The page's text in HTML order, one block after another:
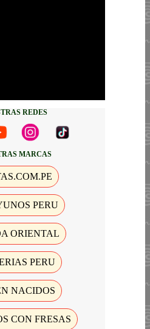
REDES
MARCAS
PERU
ORIENTAL
PERU
NACIDOS
CON FRESAS